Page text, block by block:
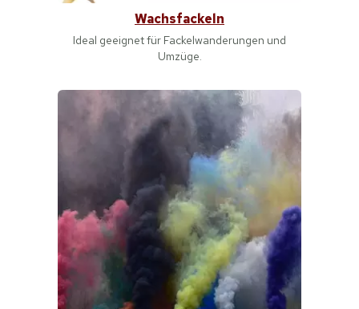
Wachsfackeln
Ideal geeignet für Fackelwanderungen und
Umzüge.